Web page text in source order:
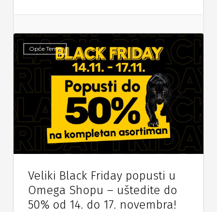
Opće Teme
Veliki Black Friday popusti u
Omega Shopu – uštedite do
50% od 14. do 17. novembra!